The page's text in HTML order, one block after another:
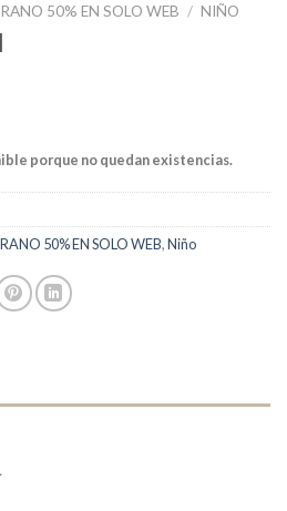
50% EN SOLO WEB / NIÑO
porque no quedan existencias.
50% EN SOLO WEB,Niño